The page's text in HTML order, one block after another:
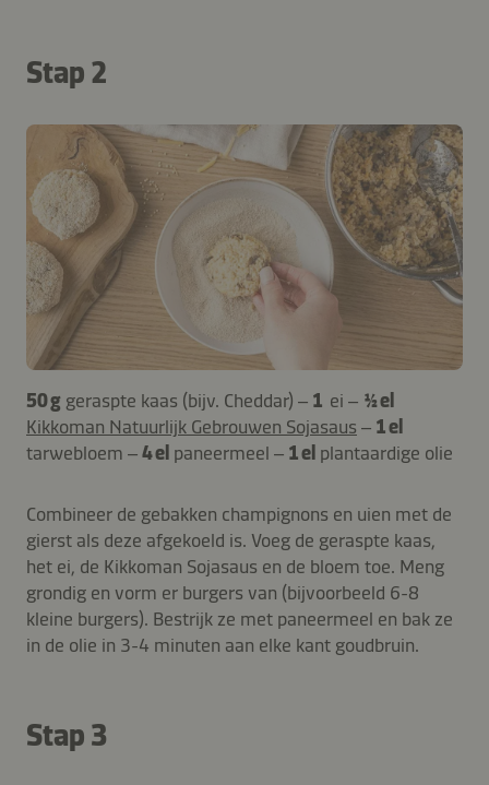
Stap 2
50 g geraspte kaas (bijv. Cheddar) – 1 ei – ½ el
Kikkoman Natuurlijk Gebrouwen Sojasaus – 1 el
tarwebloem –4 el paneermeel – 1 el plantaardige olie
Combineer de gebakken champignons en uien met de
gierst als deze afgekoeld is. Voeg de geraspte kaas,
het ei, de Kikkoman Sojasaus en de bloem toe. Meng
grondig en vorm er burgers van (bijvoorbeeld 6-8
kleine burgers). Bestrijk ze met paneermeel en bak ze
in de olie in 3-4 minuten aan elke kant goudbruin.
Stap 3